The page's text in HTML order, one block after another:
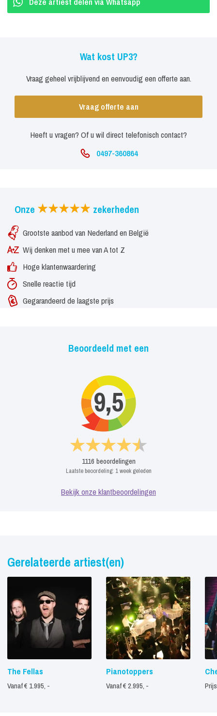
Wat kost UP3?
Vraag geheel vrijblijvend en eenvoudig een offerte aan.
Vraag offerte aan
Heeft u vragen? Of u wil direct telefonisch contact?
0497-360864
Onze zekerheden
Grootste aanbod van Nederland en België
Wij denken met u mee van A tot Z
Hoge klantenwaardering
Snelle reactie tijd
Gegarandeerd de laagste prijs
Beoordeeld met een
9,5
1116 beoordelingen
Laatste beoordeling: 1 week geleden
Bekijk onze klantbeoordelingen
Gerelateerde artiest(en)
The Fellas
Vanaf € 1.995, -
Pianotoppers
Vanaf € 2.995, -